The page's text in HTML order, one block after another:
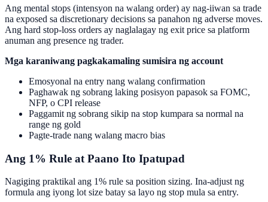
Ang mental stops (intensyon na walang order) ay nag-iiwan sa trade
na exposed sa discretionary decisions sa panahon ng adverse moves.
Ang hard stop-loss orders ay naglalagay ng exit price sa platform
anuman ang presence ng trader.
Mga karaniwang pagkakamaling sumisira ng account
Emosyonal na entry nang walang confirmation
Paghawak ng sobrang laking posisyon papasok sa FOMC,
NFP, o CPI release
Paggamit ng sobrang sikip na stop kumpara sa normal na
range ng gold
Pagte-trade nang walang macro bias
Ang 1% Rule at Paano Ito Ipatupad
Nagiging praktikal ang 1% rule sa position sizing. Ina-adjust ng
formula ang iyong lot size batay sa layo ng stop mula sa entry.